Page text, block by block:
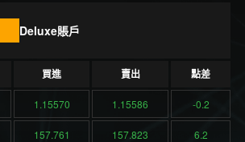
Deluxe賬戶
買進 賣出 點差
1.15570 1.15586 -0.2
157.761 157.823 6.2